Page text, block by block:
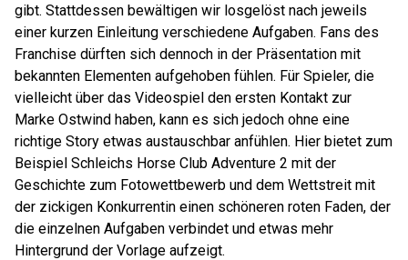
gibt. Stattdessen bewältigen wir losgelöst nach jeweils
einer kurzen Einleitung verschiedene Aufgaben. Fans des
Franchise dürften sich dennoch in der Präsentation mit
bekannten Elementen aufgehoben fühlen. Für Spieler, die
vielleicht über das Videospiel den ersten Kontakt zur
Marke Ostwind haben, kann es sich jedoch ohne eine
richtige Story etwas austauschbar anfühlen. Hier bietet zum
Beispiel Schleichs Horse Club Adventure 2 mit der
Geschichte zum Fotowettbewerb und dem Wettstreit mit
der zickigen Konkurrentin einen schöneren roten Faden, der
die einzelnen Aufgaben verbindet und etwas mehr
Hintergrund der Vorlage aufzeigt.